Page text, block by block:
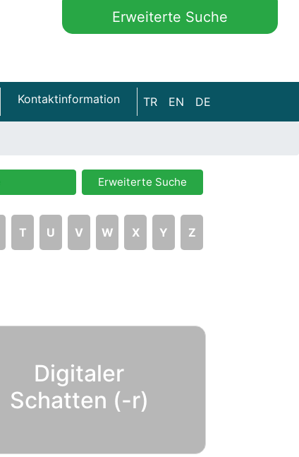
Erweiterte Suche
Kontaktinformation TR EN DE
Erweiterte Suche
T U V W X Y Z
Digitaler
Schatten (-r)